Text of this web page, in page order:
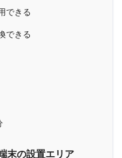
できる
できる
末の設置エリア